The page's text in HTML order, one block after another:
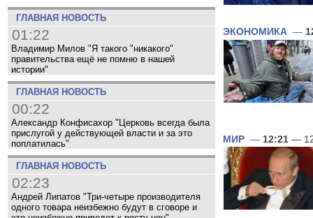
ГЛАВНАЯ НОВОСТЬ
01:22
Владимир Милов "Я такого "никакого"
правительства ещё не помню в нашей
истории"
ГЛАВНАЯ НОВОСТЬ
00:22
Александр Конфисахор "Церковь всегда была
прислугой у действующей власти и за это
поплатилась"
ГЛАВНАЯ НОВОСТЬ
02:23
Андрей Липатов "Три-четыре производителя
одного товара неизбежно будут в сговоре и
ЭКОНОМИКА —
МИР — 12:21 —